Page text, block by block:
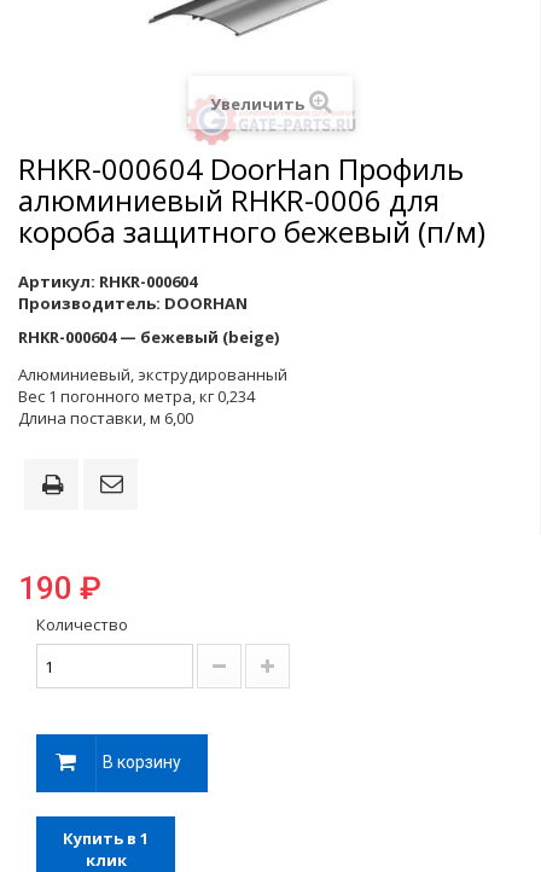
Увеличить
RHKR-000604 DoorHan Профиль
алюминиевый RHKR-0006 для
короба защитного бежевый (п/м)
Артикул: RHKR-000604
Производитель: DOORHAN
RHKR-000604 — бежевый (beige)
Алюминиевый, экструдированный
Вес 1 погонного метра, кг 0,234
Длина поставки, м 6,00
190 ₽
Количество
В корзину
Купить в 1
клик